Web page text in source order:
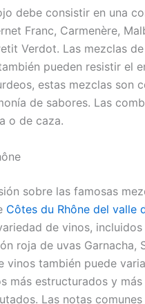
debe consistir en una
Franc, Carmenère,
Verdot. Las mezclas
pueden resistir el
estas mezclas son
de sabores. Las
o de caza.
sobre las famosas
Côtes du Rhône del valle
de vinos,
roja de uvas Garnacha,
vinos también puede
más estructurados y
Las notas